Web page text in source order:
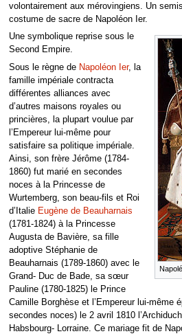
volontairement aux mérovingiens. Un
costume de sacre de Napoléon Ier.
Une symbolique reprise sous le
Second Empire.
Sous le règne de Napoléon Ier, la
famille impériale contracta
différentes alliances avec
d’autres maisons royales ou
princières, la plupart voulue par
l’Empereur lui-même pour
satisfaire sa politique impériale.
Ainsi, son frère Jérôme (1784-
1860) fut marié en secondes
noces à la Princesse de
Wurtemberg, son beau-fils et Roi
d’Italie Eugène de Beauharnais
(1781-1824) à la Princesse
Augusta de Bavière, sa fille
adoptive Stéphanie de
Beauharnais (1789-1860) avec le
Grand- Duc de Bade, sa sœur
Pauline (1780-1825) le Prince
Camille Borghèse et l’Empereur lui-même
secondes noces) le 2 avril 1810
Habsbourg- Lorraine. Ce mariage fit de